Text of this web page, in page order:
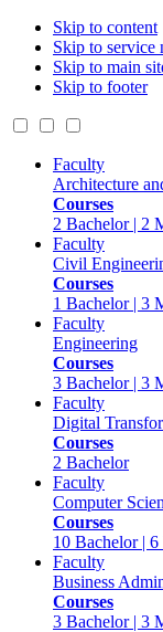
Skip to content
Skip to service
Skip to main
Skip to footer
Faculty
Architecture
Courses
2 Bachelor | 2
Faculty
Civil
Courses
1 Bachelor | 3
Faculty
Engineering
Courses
3 Bachelor | 3
Faculty
Digital
Courses
2 Bachelor
Faculty
Computer
Courses
10 Bachelor | 6
Faculty
Business
Courses
3 Bachelor | 3